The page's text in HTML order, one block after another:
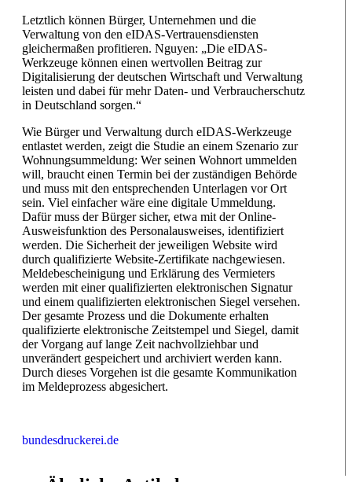
Letztlich können Bürger, Unternehmen und die
Verwaltung von den eIDAS-Vertrauensdiensten
gleichermaßen profitieren. Nguyen: „Die eIDAS-
Werkzeuge können einen wertvollen Beitrag zur
Digitalisierung der deutschen Wirtschaft und Verwaltung
leisten und dabei für mehr Daten- und Verbraucherschutz
in Deutschland sorgen.“
Wie Bürger und Verwaltung durch eIDAS-Werkzeuge
entlastet werden, zeigt die Studie an einem Szenario zur
Wohnungsummeldung: Wer seinen Wohnort ummelden
will, braucht einen Termin bei der zuständigen Behörde
und muss mit den entsprechenden Unterlagen vor Ort
sein. Viel einfacher wäre eine digitale Ummeldung.
Dafür muss der Bürger sicher, etwa mit der Online-
Ausweisfunktion des Personalausweises, identifiziert
werden. Die Sicherheit der jeweiligen Website wird
durch qualifizierte Website-Zertifikate nachgewiesen.
Meldebescheinigung und Erklärung des Vermieters
werden mit einer qualifizierten elektronischen Signatur
und einem qualifizierten elektronischen Siegel versehen.
Der gesamte Prozess und die Dokumente erhalten
qualifizierte elektronische Zeitstempel und Siegel, damit
der Vorgang auf lange Zeit nachvollziehbar und
unverändert gespeichert und archiviert werden kann.
Durch dieses Vorgehen ist die gesamte Kommunikation
im Meldeprozess abgesichert.
bundesdruckerei.de